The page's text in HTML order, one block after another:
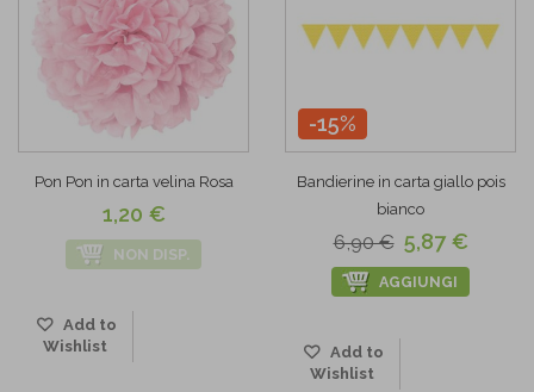
Pon Pon in carta velina Rosa
1,20 €
NON DISP.
Add to
Wishlist
-15%
Bandierine in carta giallo pois
bianco
6,90 € 5,87 €
AGGIUNGI
Add to
Wishlist